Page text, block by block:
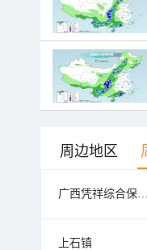
周边地区
广西凭祥综合保税区
上石镇